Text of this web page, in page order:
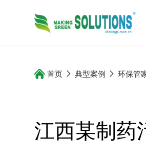
解决方案 典型案例
首页 典型案例 环保管
江西某制药